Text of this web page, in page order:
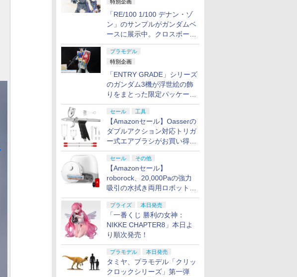
特別企画
「RE/100 1/100 デナン・ゾ
ン」のサンプルがガンダムベ
ースに展示中。クロスボー
ン・バンガードの制式量産機
が間もなく発送【ガンダムベ
ース撮り下ろし】
プラモデル
特別企画
「ENTRY GRADE」シリーズ
のガンダム3機が浮世絵の飾
りをまとった限定パッケージ
で8月29日に発売！ お土産
にもピッタリ!?【ガンダムベ
ース撮り下ろし】
セール 工具
【Amazonセール】Oasserの
ダブルアクション対応トリガ
ー式エアブラシがお買い得価
格で登場！
セール その他
【Amazonセール】
roborock、20,000Paの強力
吸引の水拭き両用ロボット掃
除機「Qrevo Curv 2 Flow」
がお買い得！
プライズ 本日発売
「一番くじ 勝利の女神：
NIKKE CHAPTER8」本日よ
り順次発売！
プラモデル 本日発売
タミヤ、プラモデル「クリッ
クロックシリーズ」第一弾